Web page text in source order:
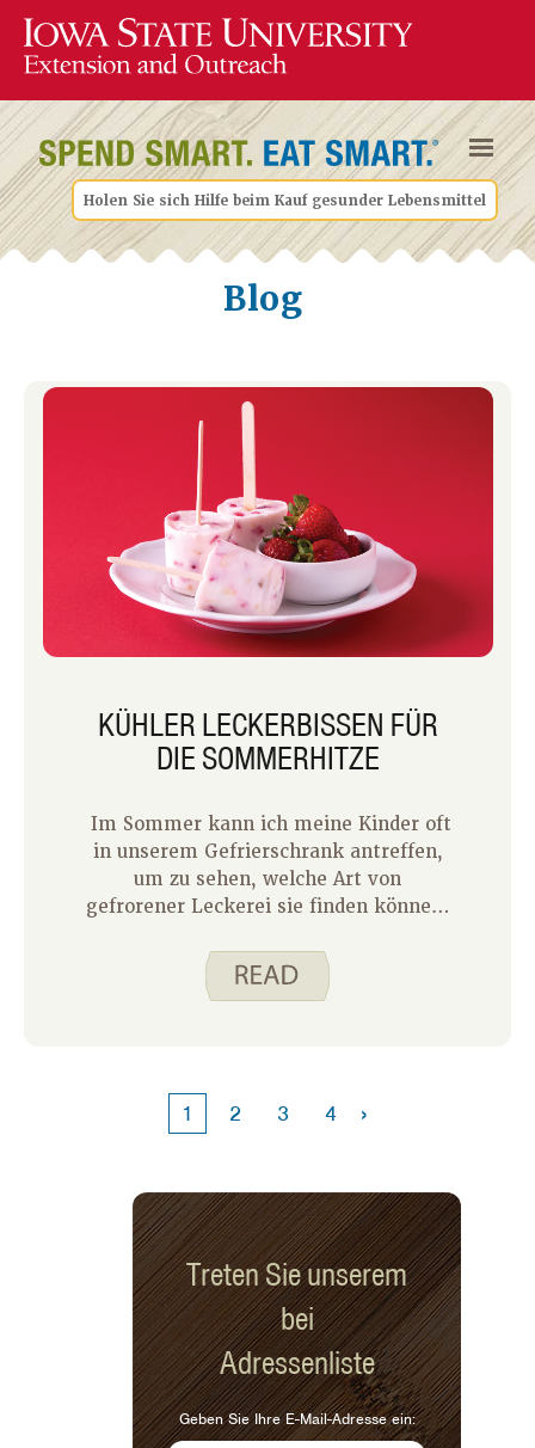
Holen Sie sich Hilfe beim Kauf gesunder Lebensmittel
Blog
KÜHLER LECKERBISSEN FÜR
DIE SOMMERHITZE
Im Sommer kann ich meine Kinder oft
in unserem Gefrierschrank antreffen,
um zu sehen, welche Art von
gefrorener Leckerei sie finden können.
am Stiel und ab und zu etwas
Eiscreme. Sie machen auch gerne ihr
Spend Smart. Essen Sie intelligent.
1 2 3 4 ›
Treten Sie unserem
bei
Adressenliste
Geben Sie Ihre E-Mail-Adresse ein: